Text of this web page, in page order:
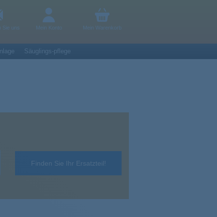
Sie uns Mein Konto Mein Warenkorb
Säuglings-pflege
Finden Sie Ihr Ersatzteil!